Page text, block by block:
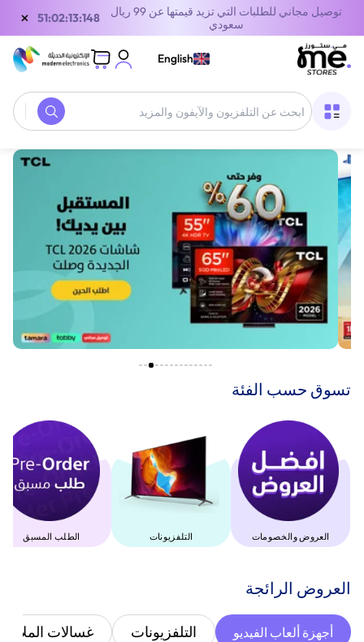
توصيل مجاني للطلبات التي تزيد قيمتها عن 99 ريال
سعودي
50:02:13:148
×
English
‫تسوق حسب الفئة‬
العروض والخصومات التلفزيونات الطلب المسبق
‫العروض الرائجة‬
أجهزة ألعاب الفيديو التلفزيونات غسالات